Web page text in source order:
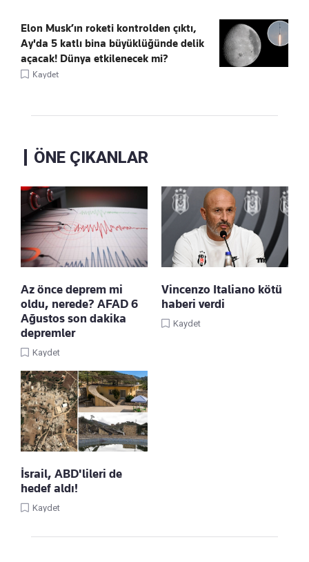
Elon Musk’ın roketi kontrolden çıktı,
Ay'da 5 katlı bina büyüklüğünde delik
açacak! Dünya etkilenecek mi?
Kaydet
ÖNE ÇIKANLAR
Az önce deprem mi
oldu, nerede? AFAD 6
Ağustos son dakika
depremler
Kaydet
Vincenzo Italiano kötü
haberi verdi
Kaydet
İsrail, ABD'lileri de
hedef aldı!
Kaydet